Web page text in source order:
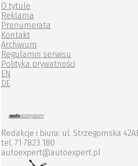
O tytule
Reklama
Prenumerata
Kontakt
Archiwum
Regulamin serwisu
Polityka prywatności
EN
DE
Redakcje i biura: ul. Strzegomska
tel. 71 7823 180
autoexpert@autoexpert.pl